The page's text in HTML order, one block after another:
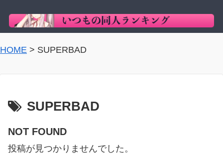
HOME > SUPERBAD
SUPERBAD
NOT FOUND
投稿が見つかりませんでした。